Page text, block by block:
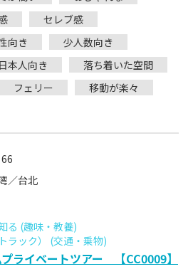
セレブ感
向き
少人数向き
日本人向き
落ち着いた空間
フェリー
移動が楽々
66
／台北
る (趣味・教養)
ラック） (交通・乗物)
ライベートツアー 【CC0009】